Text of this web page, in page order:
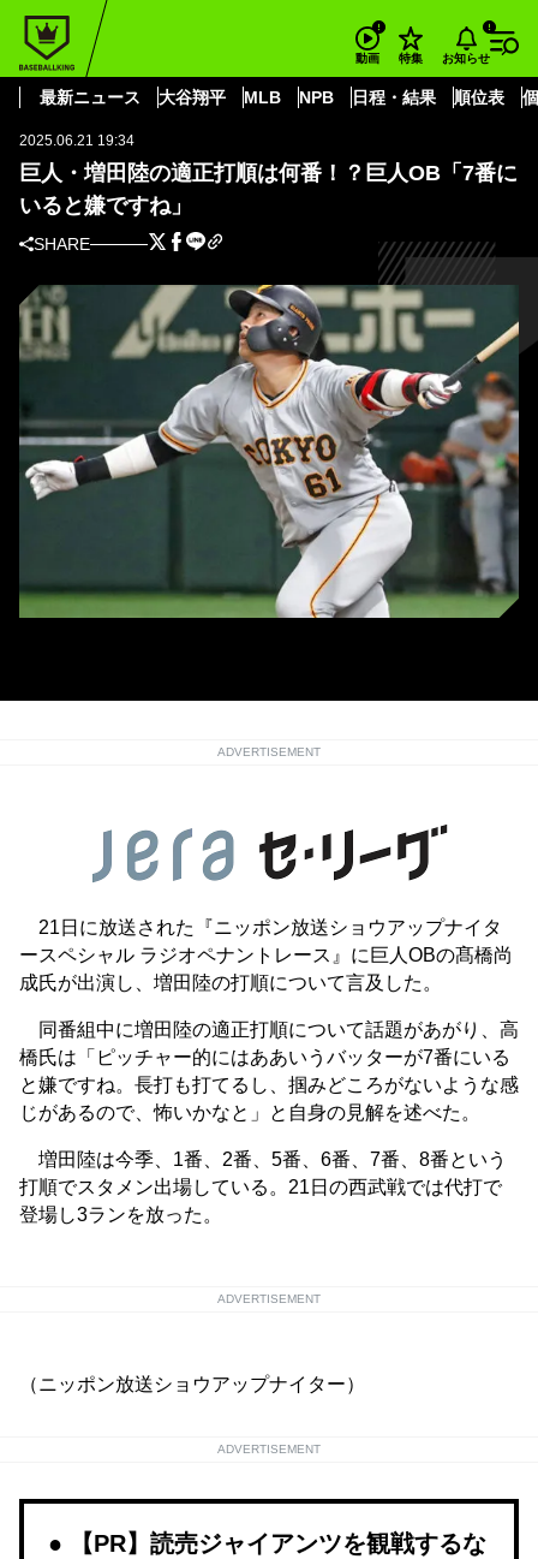
動画 特集 お知らせ
最新ニュース 大谷翔平 MLB NPB 日程・結果 順位表
BASEBALL KING
巨人・増田陸の適正打順は何番！？巨人OB「7番にいると嫌ですね」
セ・リーグ
2025.06.21 19:34
巨人・増田陸の適正打順は何番！？巨人OB「7番に
いると嫌ですね」
SHARE
ADVERTISEMENT
21日に放送された『ニッポン放送ショウアップナイタ
ースペシャル ラジオペナントレース』に巨人OBの髙橋尚
成氏が出演し、増田陸の打順について言及した。
同番組中に増田陸の適正打順について話題があがり、高
橋氏は「ピッチャー的にはああいうバッターが7番にいる
と嫌ですね。長打も打てるし、掴みどころがないような感
じがあるので、怖いかなと」と自身の見解を述べた。
増田陸は今季、1番、2番、5番、6番、7番、8番という
打順でスタメン出場している。21日の西武戦では代打で
登場し3ランを放った。
ADVERTISEMENT
（ニッポン放送ショウアップナイター）
ADVERTISEMENT
【PR】読売ジャイアンツを観戦するな